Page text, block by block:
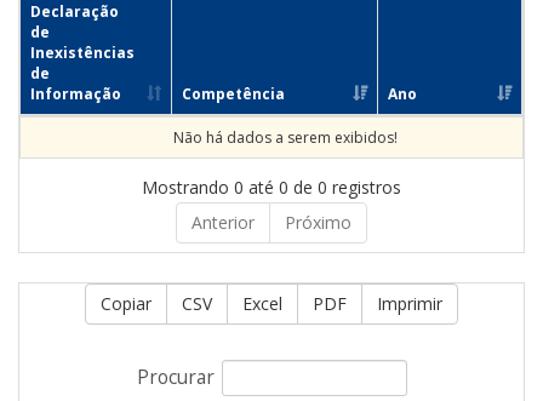
Declaração
de
Inexistências
de
Informação
Competência Ano
Não há dados a serem exibidos!
Mostrando 0 até 0 de 0 registros
Anterior
Próximo
Copiar CSV Excel PDF Imprimir
Procurar